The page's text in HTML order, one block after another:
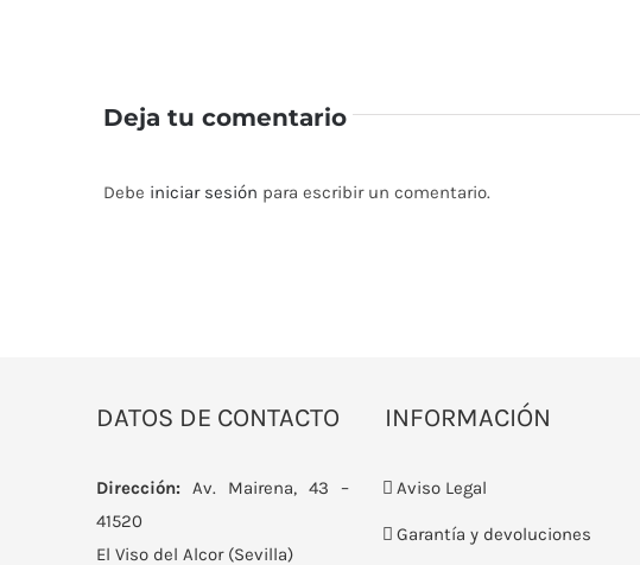
Deja tu comentario
Debe iniciar sesión para escribir un comentario.
DATOS DE CONTACTO
Dirección: Av. Mairena, 43 –
41520
El Viso del Alcor (Sevilla)
INFORMACIÓN
Aviso Legal
Garantía y devoluciones